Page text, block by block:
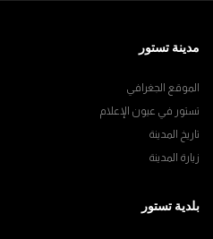
مدينة تستور
الموقع الجغرافي
تستور في عيون الإعلام
تاريخ المدينة
زيارة المدينة
بلدية تستور